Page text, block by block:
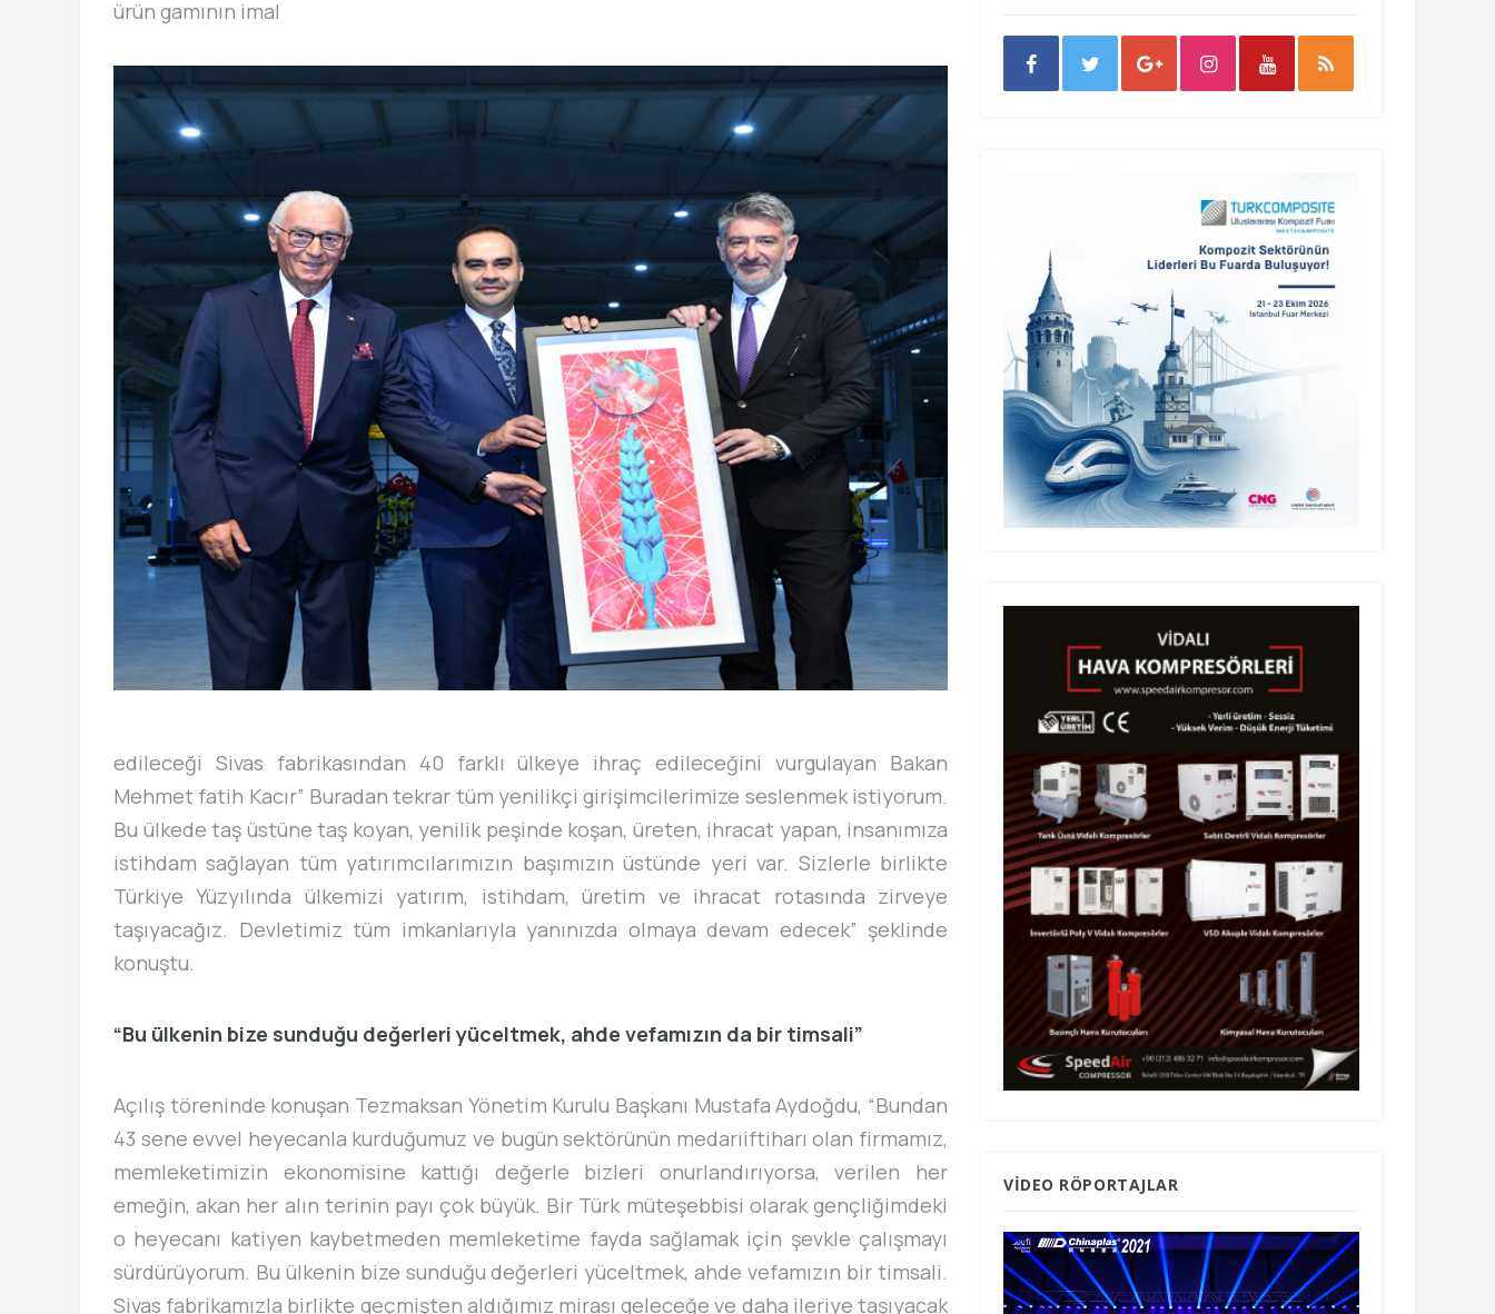
ürün gamının imal
edileceği Sivas fabrikasından 40 farklı ülkeye ihraç edileceğini vurgulayan Bakan
Mehmet fatih Kacır” Buradan tekrar tüm yenilikçi girişimcilerimize seslenmek istiyorum.
Bu ülkede taş üstüne taş koyan, yenilik peşinde koşan, üreten, ihracat yapan, insanımıza
istihdam sağlayan tüm yatırımcılarımızın başımızın üstünde yeri var. Sizlerle birlikte
Türkiye Yüzyılında ülkemizi yatırım, istihdam, üretim ve ihracat rotasında zirveye
taşıyacağız. Devletimiz tüm imkanlarıyla yanınızda olmaya devam edecek” şeklinde
konuştu.
“Bu ülkenin bize sunduğu değerleri yüceltmek, ahde vefamızın da bir timsali”
Açılış töreninde konuşan Tezmaksan Yönetim Kurulu Başkanı Mustafa Aydoğdu, “Bundan
43 sene evvel heyecanla kurduğumuz ve bugün sektörünün medarıiftiharı olan firmamız,
memleketimizin ekonomisine kattığı değerle bizleri onurlandırıyorsa, verilen her
emeğin, akan her alın terinin payı çok büyük. Bir Türk müteşebbisi olarak gençliğimdeki
o heyecanı katiyen kaybetmeden memleketime fayda sağlamak için şevkle çalışmayı
sürdürüyorum. Bu ülkenin bize sunduğu değerleri yüceltmek, ahde vefamızın bir timsali.
Sivas fabrikamızla birlikte geçmişten aldığımız mirası geleceğe ve daha ileriye taşıyacak
VIDEO RÖPORTAJLAR